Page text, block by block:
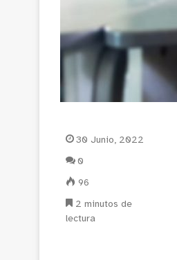
30 Junio, 2022
0
96
2 minutos de
lectura